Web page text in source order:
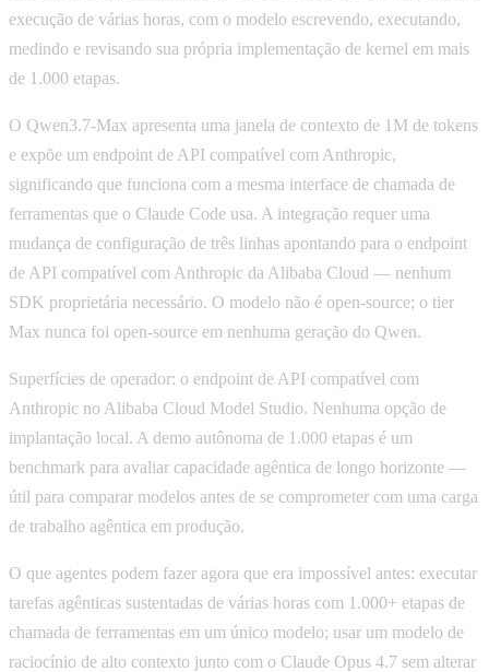
execução de várias horas, com o modelo escrevendo, executando,
medindo e revisando sua própria implementação de kernel em mais
de 1.000 etapas.
O Qwen3.7-Max apresenta uma janela de contexto de 1M de tokens
e expõe um endpoint de API compatível com Anthropic,
significando que funciona com a mesma interface de chamada de
ferramentas que o Claude Code usa. A integração requer uma
mudança de configuração de três linhas apontando para o endpoint
de API compatível com Anthropic da Alibaba Cloud — nenhum
SDK proprietária necessário. O modelo não é open-source; o tier
Max nunca foi open-source em nenhuma geração do Qwen.
Superfícies de operador: o endpoint de API compatível com
Anthropic no Alibaba Cloud Model Studio. Nenhuma opção de
implantação local. A demo autônoma de 1.000 etapas é um
benchmark para avaliar capacidade agêntica de longo horizonte —
útil para comparar modelos antes de se comprometer com uma carga
de trabalho agêntica em produção.
O que agentes podem fazer agora que era impossível antes: executar
tarefas agênticas sustentadas de várias horas com 1.000+ etapas de
chamada de ferramentas em um único modelo; usar um modelo de
raciocínio de alto contexto junto com o Claude Opus 4.7 sem alterar